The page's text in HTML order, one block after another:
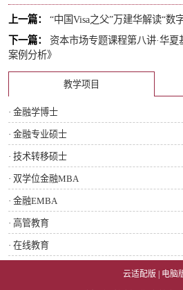
上一篇：
“中国Visa之父”万建华解读“数
下一篇：
资本市场专题课程第八讲·华
案例分析》
教学项目
· 金融学博士
· 金融专业硕士
· 技术转移硕士
· 双学位金融MBA
· 金融EMBA
· 高管教育
· 在线教育
云适配版 电脑